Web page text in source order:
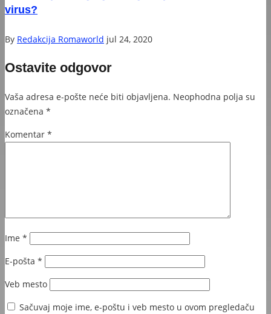
virus?
By Redakcija Romaworld jul 24, 2020
Ostavite odgovor
Vaša adresa e-pošte neće biti objavljena. Neophodna polja su
označena *
Komentar *
Ime *
E-pošta *
Veb mesto
Sačuvaj moje ime, e-poštu i veb mesto u ovom pregledaču